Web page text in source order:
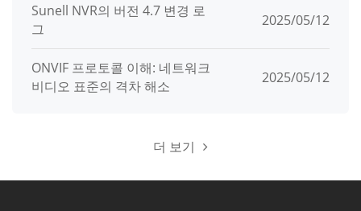
Sunell NVR의 버전 4.7 변경 로
그
2025/05/12
ONVIF 프로토콜 이해: 네트워크
비디오 표준의 격차 해소
2025/05/12
더 보기